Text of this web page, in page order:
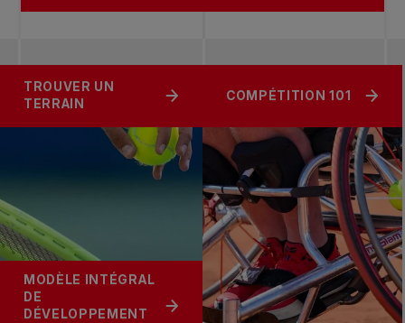
TROUVER UN
TERRAIN
COMPÉTITION 101
MODÈLE INTÉGRAL
DE
DÉVELOPPEMENT